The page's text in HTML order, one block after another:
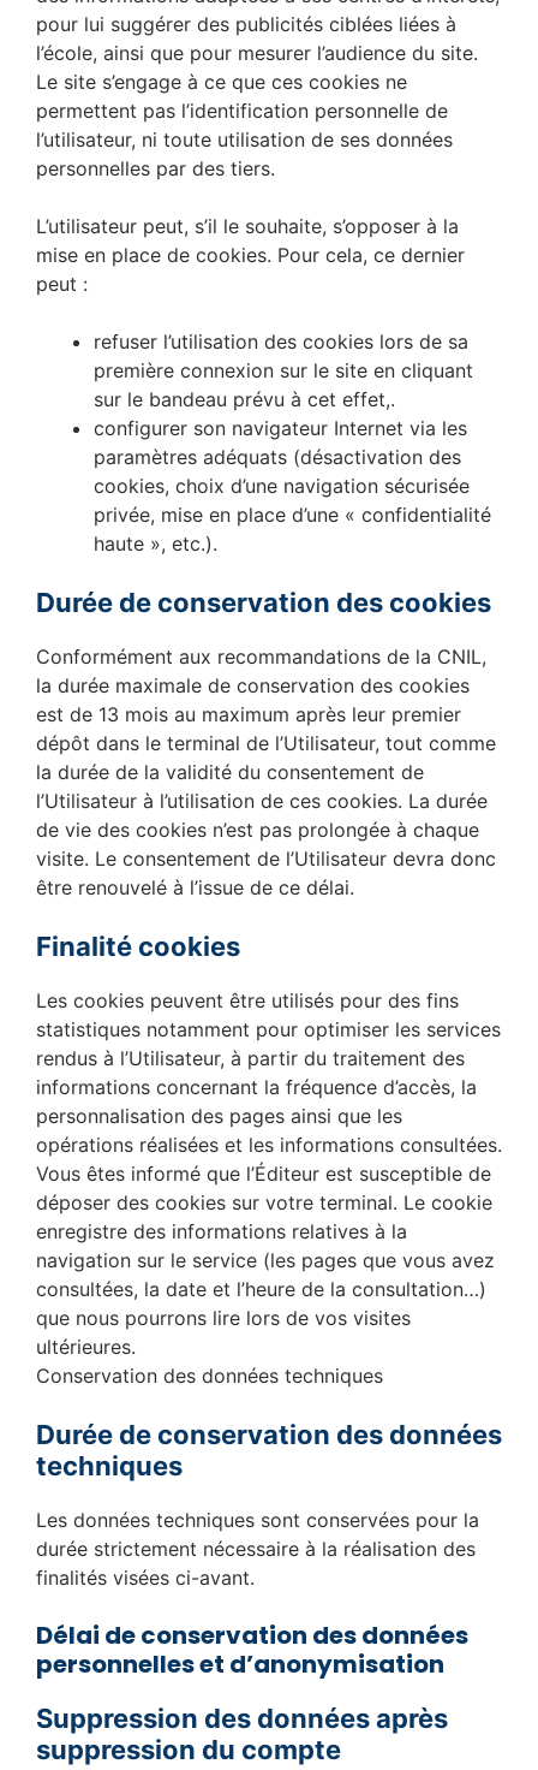
pour lui suggérer des publicités ciblées liées à
l’école, ainsi que pour mesurer l’audience du site.
Le site s’engage à ce que ces cookies ne
permettent pas l’identification personnelle de
l’utilisateur, ni toute utilisation de ses données
personnelles par des tiers.
L’utilisateur peut, s’il le souhaite, s’opposer à la
mise en place de cookies. Pour cela, ce dernier
peut :
refuser l’utilisation des cookies lors de sa
première connexion sur le site en cliquant
sur le bandeau prévu à cet effet,.
configurer son navigateur Internet via les
paramètres adéquats (désactivation des
cookies, choix d’une navigation sécurisée
privée, mise en place d’une « confidentialité
haute », etc.).
Durée de conservation des cookies
Conformément aux recommandations de la CNIL,
la durée maximale de conservation des cookies
est de 13 mois au maximum après leur premier
dépôt dans le terminal de l’Utilisateur, tout comme
la durée de la validité du consentement de
l’Utilisateur à l’utilisation de ces cookies. La durée
de vie des cookies n’est pas prolongée à chaque
visite. Le consentement de l’Utilisateur devra donc
être renouvelé à l’issue de ce délai.
Finalité cookies
Les cookies peuvent être utilisés pour des fins
statistiques notamment pour optimiser les services
rendus à l’Utilisateur, à partir du traitement des
informations concernant la fréquence d’accès, la
personnalisation des pages ainsi que les
opérations réalisées et les informations consultées.
Vous êtes informé que l’Éditeur est susceptible de
déposer des cookies sur votre terminal. Le cookie
enregistre des informations relatives à la
navigation sur le service (les pages que vous avez
consultées, la date et l’heure de la consultation…)
que nous pourrons lire lors de vos visites
ultérieures.
Conservation des données techniques
Durée de conservation des données
techniques
Les données techniques sont conservées pour la
durée strictement nécessaire à la réalisation des
finalités visées ci-avant.
Délai de conservation des données
personnelles et d’anonymisation
Suppression des données après
suppression du compte